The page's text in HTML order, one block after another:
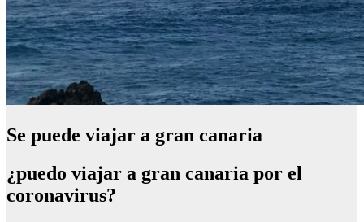
Se puede viajar a gran canaria
¿puedo viajar a gran canaria por el
coronavirus?